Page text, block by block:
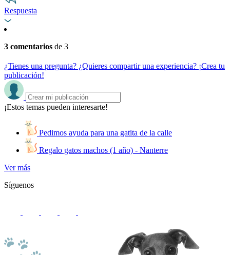
Respuesta
3 comentarios de 3
¿Tienes una pregunta? ¿Quieres compartir una experiencia? ¡Crea tu
publicación!
¡Estos temas pueden interesarte!
Pedimos ayuda para una gatita de la calle
Regalo gatos machos (1 año) - Nanterre
Ver más
Síguenos